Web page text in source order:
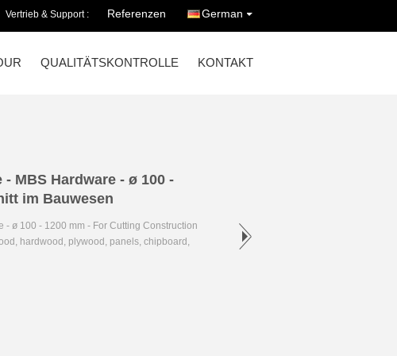
Vertrieb & Support : Referenzen German
QUALITÄTSKONTROLLE KONTAKT
MBS Hardware - ø 100 -
im Bauwesen
ø 100 - 1200 mm - For Cutting Construction
hardwood, plywood, panels, chipboard,